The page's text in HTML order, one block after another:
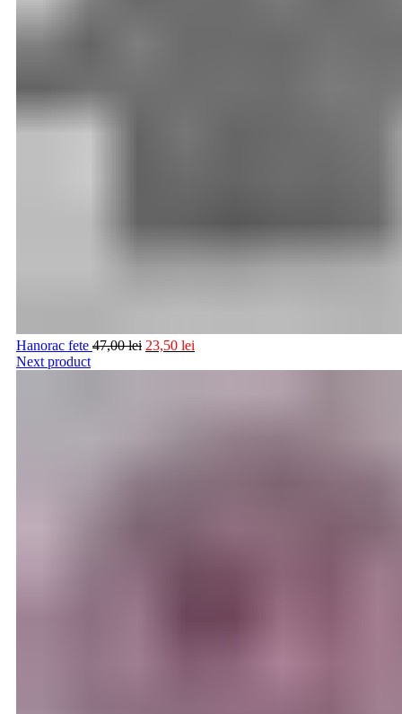
Hanorac fete 47,00lei 23,50 lei
Next product